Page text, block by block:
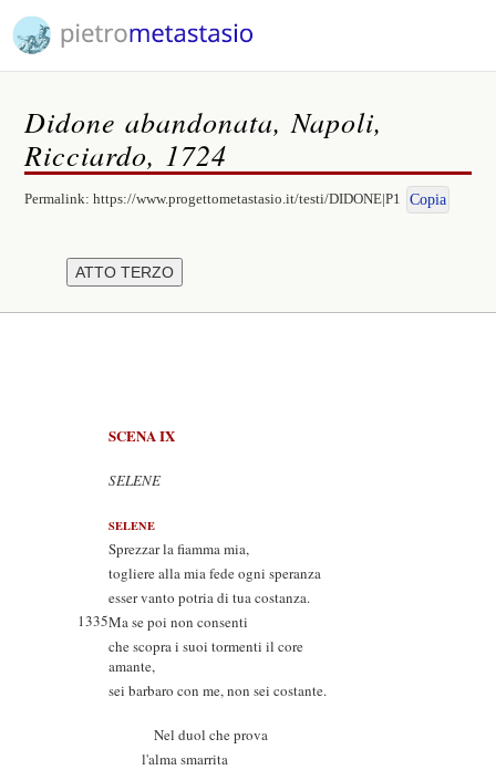
Didone abandonata, Napoli,
Ricciardo, 1724
Permalink:https://www.progettometastasio.it/testi/DIDONE|P1 Copia
SCENA IX
SELENE
SELENE
Sprezzar la fiamma mia,
togliere alla mia fede ogni speranza
esser vanto potria di tua costanza.
1335Ma se poi non consenti
che scopra i suoi tormenti il core
amante,
sei barbaro con me, non sei costante.
Nel duol che prova
l'alma smarrita